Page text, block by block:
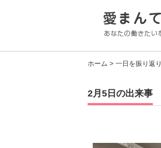
ホーム > 一日を振り返り
2月5日の出来事